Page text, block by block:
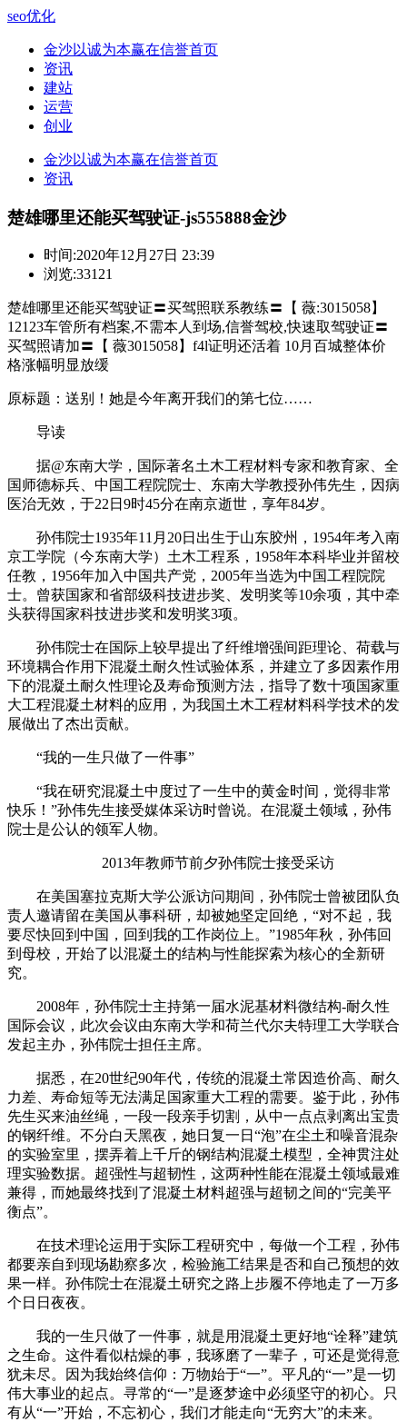
seo优化
金沙以诚为本赢在信誉首页
资讯
建站
运营
创业
金沙以诚为本赢在信誉首页
资讯
楚雄哪里还能买驾驶证-js555888金沙
时间:2020年12月27日 23:39
浏览:33121
楚雄哪里还能买驾驶证〓买驾照联系教练〓【 薇:3015058】
12123车管所有档案,不需本人到场,信誉驾校,快速取驾驶证〓
买驾照请加〓【 薇3015058】f4l证明还活着 10月百城整体价
格涨幅明显放缓
原标题：送别！她是今年离开我们的第七位……
导读
据@东南大学，国际著名土木工程材料专家和教育家、全
国师德标兵、中国工程院院士、东南大学教授孙伟先生，因病
医治无效，于22日9时45分在南京逝世，享年84岁。
孙伟院士1935年11月20日出生于山东胶州，1954年考入南
京工学院（今东南大学）土木工程系，1958年本科毕业并留校
任教，1956年加入中国共产党，2005年当选为中国工程院院
士。曾获国家和省部级科技进步奖、发明奖等10余项，其中牵
头获得国家科技进步奖和发明奖3项。
孙伟院士在国际上较早提出了纤维增强间距理论、荷载与
环境耦合作用下混凝土耐久性试验体系，并建立了多因素作用
下的混凝土耐久性理论及寿命预测方法，指导了数十项国家重
大工程混凝土材料的应用，为我国土木工程材料科学技术的发
展做出了杰出贡献。
“我的一生只做了一件事”
“我在研究混凝土中度过了一生中的黄金时间，觉得非常
快乐！”孙伟先生接受媒体采访时曾说。在混凝土领域，孙伟
院士是公认的领军人物。
2013年教师节前夕孙伟院士接受采访
在美国塞拉克斯大学公派访问期间，孙伟院士曾被团队负
责人邀请留在美国从事科研，却被她坚定回绝，“对不起，我
要尽快回到中国，回到我的工作岗位上。”1985年秋，孙伟回
到母校，开始了以混凝土的结构与性能探索为核心的全新研
究。
2008年，孙伟院士主持第一届水泥基材料微结构-耐久性
国际会议，此次会议由东南大学和荷兰代尔夫特理工大学联合
发起主办，孙伟院士担任主席。
据悉，在20世纪90年代，传统的混凝土常因造价高、耐久
力差、寿命短等无法满足国家重大工程的需要。鉴于此，孙伟
先生买来油丝绳，一段一段亲手切割，从中一点点剥离出宝贵
的钢纤维。不分白天黑夜，她日复一日“泡”在尘土和噪音混杂
的实验室里，摆弄着上千斤的钢结构混凝土模型，全神贯注处
理实验数据。超强性与超韧性，这两种性能在混凝土领域最难
兼得，而她最终找到了混凝土材料超强与超韧之间的“完美平
衡点”。
在技术理论运用于实际工程研究中，每做一个工程，孙伟
都要亲自到现场勘察多次，检验施工结果是否和自己预想的效
果一样。孙伟院士在混凝土研究之路上步履不停地走了一万多
个日日夜夜。
我的一生只做了一件事，就是用混凝土更好地“诠释”建筑
之生命。这件看似枯燥的事，我琢磨了一辈子，可还是觉得意
犹未尽。因为我始终信仰：万物始于“一”。平凡的“一”是一切
伟大事业的起点。寻常的“一”是逐梦途中必须坚守的初心。只
有从“一”开始，不忘初心，我们才能走向“无穷大”的未来。